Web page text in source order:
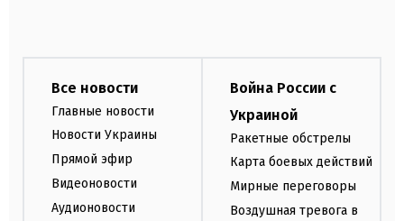
Все новости
Главные новости
Новости Украины
Прямой эфир
Видеоновости
Аудионовости
Война России с
Украиной
Ракетные обстрелы
Карта боевых действий
Мирные переговоры
Воздушная тревога в